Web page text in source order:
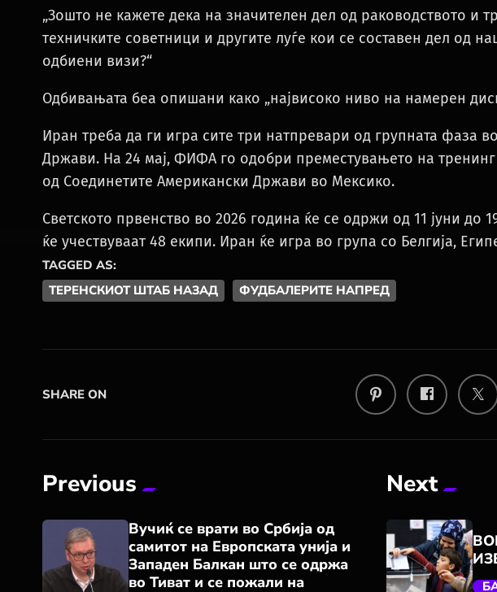
„Зошто не кажете дека на значителен дел од раководството и
техничките советници и другите луѓе кои се составен дел од
одбиени визи?“
Одбивањата беа опишани како „највисоко ниво на намерен
Иран треба да ги игра сите три натпревари од групната фаза
Држави. На 24 мај, ФИФА го одобри преместувањето на тренинг
од Соединетите Американски Држави во Мексико.
Светското првенство во 2026 година ќе се одржи од 11 јуни до
ќе учествуваат 48 екипи. Иран ќе игра во група со Белгија,
TAGGED AS:
ТЕРЕНСКИОТ ШТАБ НАЗАД
ФУДБАЛЕРИТЕ НАПРЕД
SHARE ON
Previous
Вучиќ се врати во Србија од
самитот на Европската унија и
Западен Балкан што се одржа
во Тиват и се пожали на
Next